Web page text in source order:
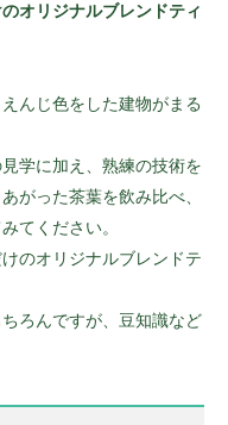
オリジナルブレンドティ
んじ色をした建物がまる
学に加え、熟練の技術を
がった茶葉を飲み比べ、
てください。
のオリジナルブレンドテ
ろんですが、豆知識など